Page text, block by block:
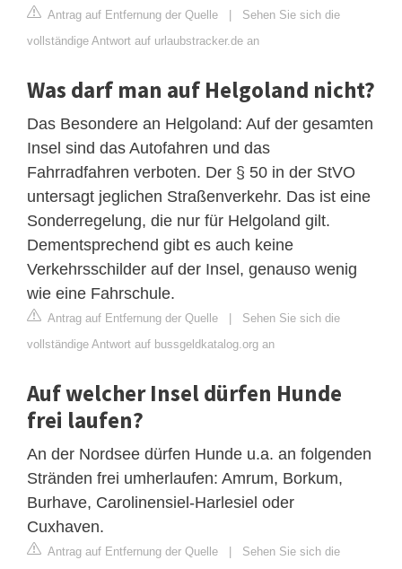
Antrag auf Entfernung der Quelle | Sehen Sie sich die
vollständige Antwort auf urlaubstracker.de an
Was darf man auf Helgoland nicht?
Das Besondere an Helgoland: Auf der gesamten
Insel sind das Autofahren und das
Fahrradfahren verboten. Der § 50 in der StVO
untersagt jeglichen Straßenverkehr. Das ist eine
Sonderregelung, die nur für Helgoland gilt.
Dementsprechend gibt es auch keine
Verkehrsschilder auf der Insel, genauso wenig
wie eine Fahrschule.
Antrag auf Entfernung der Quelle | Sehen Sie sich die
vollständige Antwort auf bussgeldkatalog.org an
Auf welcher Insel dürfen Hunde
frei laufen?
An der Nordsee dürfen Hunde u.a. an folgenden
Stränden frei umherlaufen: Amrum, Borkum,
Burhave, Carolinensiel-Harlesiel oder
Cuxhaven.
Antrag auf Entfernung der Quelle | Sehen Sie sich die